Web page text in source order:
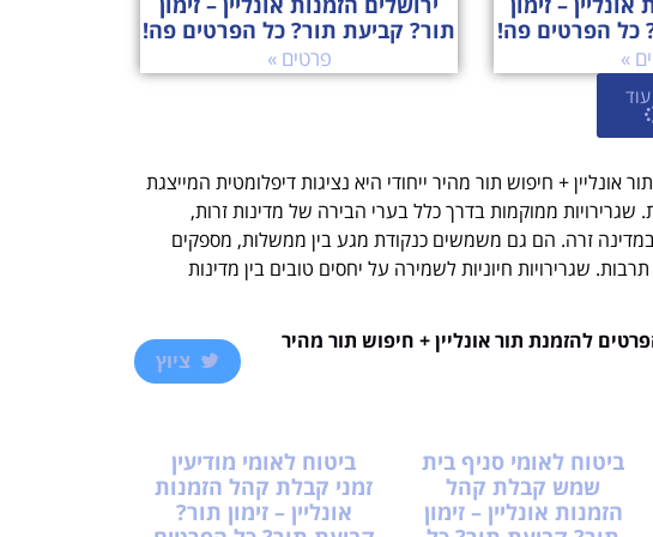
כל הפרטים פה!
»
תור? קביעת תור? כל הפרטים פה!
פרטים »
+ חיפוש תור מהיר ייחודי היא נציגות דיפלומטית המייצגת
ממוקמות בדרך כלל בערי הבירה של מדינות זרות,
זרה. הם גם משמשים כנקודת מגע בין ממשלות, מספקים
שגרירויות חיוניות לשמירה על יחסים טובים בין מדינות
להזמנת תור אונליין + חיפוש תור מהיר
ציוץ
ביטוח לאומי סניף בית
שמש קבלת קהל
הזמנות אונליין – זימון
ביטוח לאומי מודיעין
זמני קבלת קהל הזמנות
אונליין – זימון תור?